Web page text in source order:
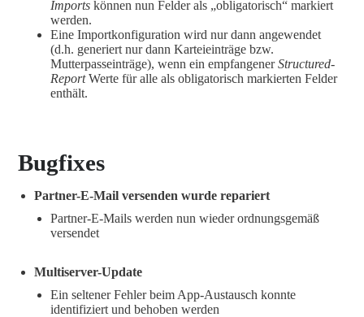
Imports können nun Felder als „obligatorisch“ markiert
werden.
Eine Importkonfiguration wird nur dann angewendet
(d.h. generiert nur dann Karteieinträge bzw.
Mutterpasseinträge), wenn ein empfangenerStructured-
ReportWerte für alle als obligatorisch markierten Felder
enthält.
Bugfixes
Partner-E-Mail versenden wurde repariert
Partner-E-Mails werden nun wieder ordnungsgemäß
versendet
Multiserver-Update
Ein seltener Fehler beim App-Austausch konnte
identifiziert und behoben werden